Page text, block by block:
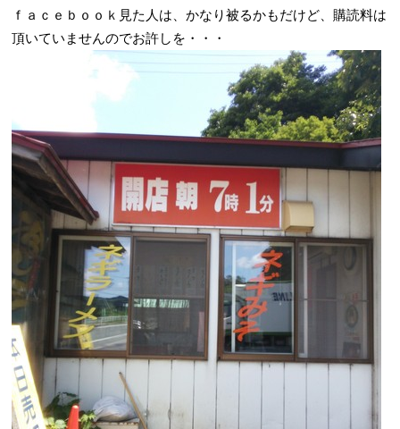
ｆａｃｅｂｏｏｋ見た人は、かなり被るかもだけど、購読料は
頂いていませんのでお許しを・・・